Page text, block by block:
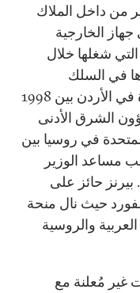
من داخل الملاك
الخارجية
شغلها خلال
في السلك
الدبلوماسي: سفير الولايات المتحدة في الأردن بين 1998
الشرق الأدنى
المتحدة في روسيا بين
منصب مساعد الوزير
للشؤون السياسية بين 2008 و2011. بيرنز حائز على
حيث نال منحة
والروسية
غير مُعلنة مع